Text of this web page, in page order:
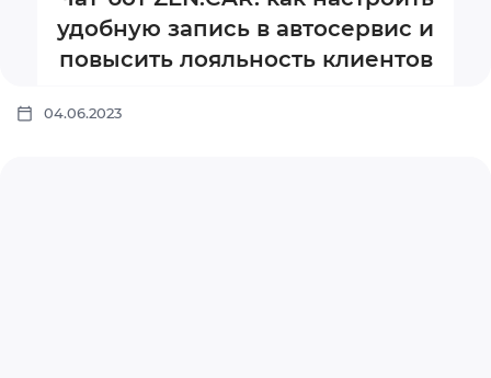
удобную запись в автосервис и
повысить лояльность клиентов
04.06.2023